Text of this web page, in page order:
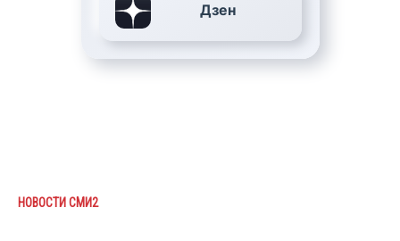
Дзен
НОВОСТИ СМИ2